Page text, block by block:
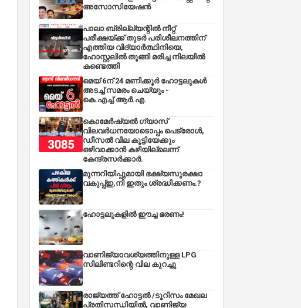
അസോസിയേഷൻ
പാലാ ബ്രില്ല്യന്റിൽ നീറ്റ്
പരീക്ഷയ്ക്ക് തുടർ പരിശീലനത്തിന്
എത്തിയ വിദ്യാർത്ഥിനിയെ,
ഹോസ്റ്റലിൽ തൂങ്ങി മരിച്ച നിലയിൽ
കണ്ടെത്തി
മെയ് 6ന് 24 മണിക്കൂർ ഹോട്ടലുകൾ
അടച്ച് സമരം ചെയ്യും -
കെ.എച്ച്.ആർ.എ.
കൊമേർഷ്യൽ ഗ്യാസ്
വിലവർധനയോടൊപ്പം പെട്രോൾ,
ഡീസല്‍ വില കൂട്ടിയേക്കും
ഒഴിവാക്കാന്‍ കഴിയില്ലെന്ന്
കേന്ദ്രസര്‍ക്കാര്‍.
മുന്നറിയിപ്പുമായി ഭക്ഷ്യസുരക്ഷാ
വകുപ്പ്ഇ,നി ഇതും ശ്രദ്ധിക്കണം.?
ഹോട്ടലുകളിൽ ഈച്ച ഭരണം!
വാണിജ്യാവശ്യത്തിനുള്ള LPG
സിലിണ്ടറിന്റെ വില കുറച്ചു
രാജ്യത്ത് ഹോട്ടൽ /ടൂറിസം മേഖല
പ്രതിസന്ധിയിൽ, വാണിജ്യ